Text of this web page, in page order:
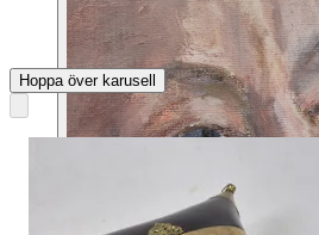
Hoppa över karusell